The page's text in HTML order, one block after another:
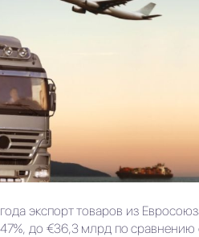
экспорт товаров из
до €36,3 млрд по сравнению